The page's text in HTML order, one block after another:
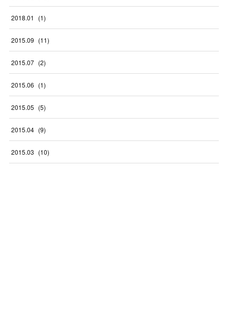
2018.01 (1)
2015.09 (11)
2015.07 (2)
2015.06 (1)
2015.05 (5)
2015.04 (9)
2015.03 (10)